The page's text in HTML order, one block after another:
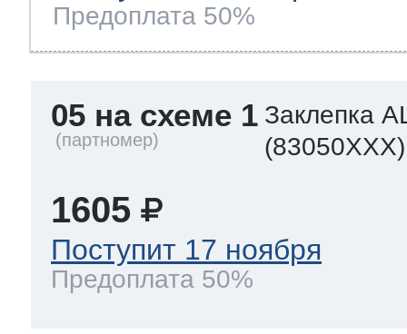
Предоплата 50%
05 на схеме 1 Заклепка
(83050XXX)
1605
Поступит 17 ноября
Предоплата 50%